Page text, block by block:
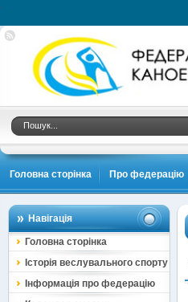
Головна сторінка Про федерацію
Навігація
Головна сторінка
Історія веслувального спорту
Інформація про федерацію